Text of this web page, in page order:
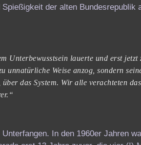
der alten Bundesrepublik
Unterbewusstsein lauerte und erst
unnatürliche Weise anzog, sondern
das System. Wir alle verachteten das
In den 1960er Jahren